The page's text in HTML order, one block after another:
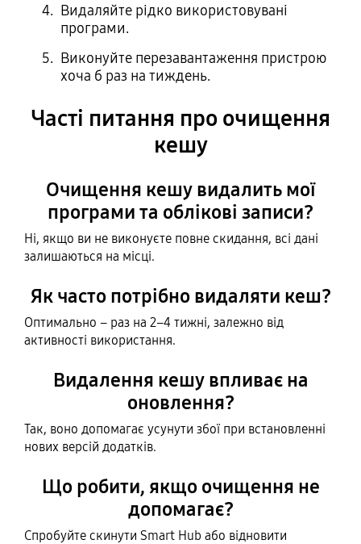
Видаляйте рідко використовувані
програми.
Виконуйте перезавантаження пристрою
хоча б раз на тиждень.
Часті питання про очищення
кешу
Очищення кешу видалить мої
програми та облікові записи?
Ні, якщо ви не виконуєте повне скидання, всі дані
залишаються на місці.
Як часто потрібно видаляти кеш?
Оптимально – раз на 2–4 тижні, залежно від
активності використання.
Видалення кешу впливає на
оновлення?
Так, воно допомагає усунути збої при встановленні
нових версій додатків.
Що робити, якщо очищення не
допомагає?
Спробуйте скинути Smart Hub або відновити